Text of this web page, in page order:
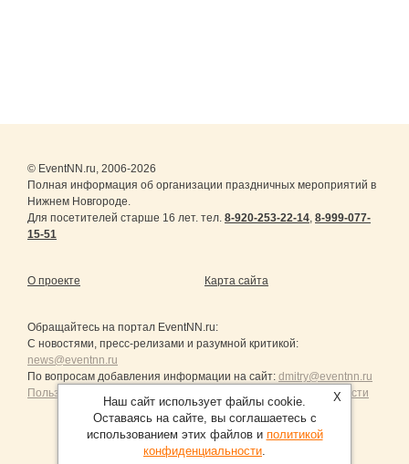
© EventNN.ru, 2006-2026
Полная информация об организации праздничных мероприятий в
Нижнем Новгороде.
Для посетителей старше 16 лет. тел. 8-920-253-22-14, 8-999-077-
15-51
О проекте Карта сайта
Обращайтесь на портал EventNN.ru:
С новостями, пресс-релизами и разумной критикой:
news@eventnn.ru
По вопросам добавления информации на сайт: dmitry@eventnn.ru
Пользовательское Соглашение и политика конфиденциальности
X
Наш сайт использует файлы cookie.
Оставаясь на сайте, вы соглашаетесь с
использованием этих файлов и политикой
конфиденциальности.